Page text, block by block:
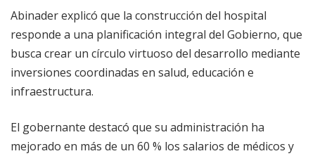
Abinader explicó que la construcción del hospital
responde a una planificación integral del Gobierno, que
busca crear un círculo virtuoso del desarrollo mediante
inversiones coordinadas en salud, educación e
infraestructura.
El gobernante destacó que su administración ha
mejorado en más de un 60 % los salarios de médicos y